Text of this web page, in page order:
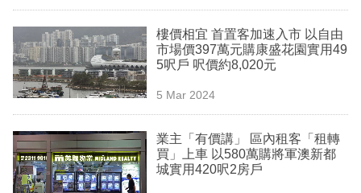
技
職
場
生
時
事
樓價相宜 首置客加速入市 以自由
市場價397萬元購康盛花園實用49
5呎戶 呎價約8,020元
5 Mar 2024
業主「有價講」 區內租客「租轉
買」上車 以580萬購將軍澳新都
城實用420呎2房戶